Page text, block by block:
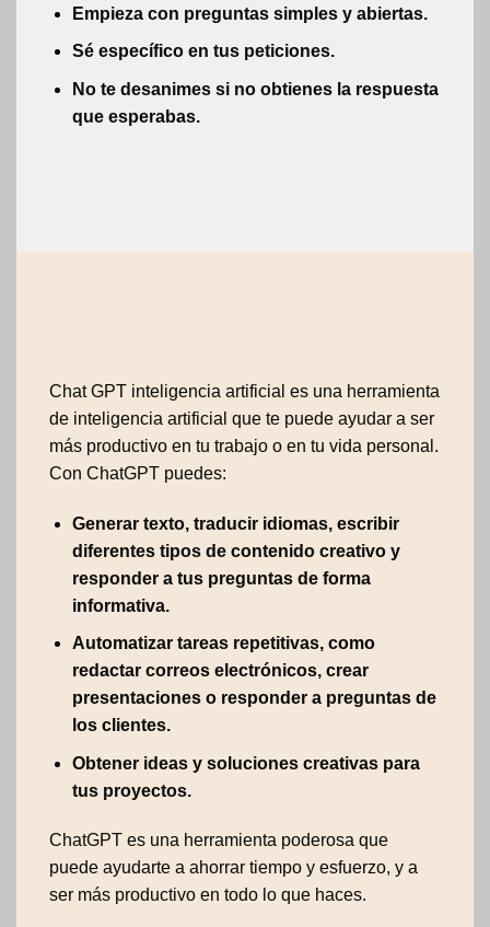
Empieza con preguntas simples y abiertas.
Sé específico en tus peticiones.
No te desanimes si no obtienes la respuesta
que esperabas.
Chat GPT inteligencia artificial es una herramienta
de inteligencia artificial que te puede ayudar a ser
más productivo en tu trabajo o en tu vida personal.
Con ChatGPT puedes:
Generar texto, traducir idiomas, escribir
diferentes tipos de contenido creativo y
responder a tus preguntas de forma
informativa.
Automatizar tareas repetitivas, como
redactar correos electrónicos, crear
presentaciones o responder a preguntas de
los clientes.
Obtener ideas y soluciones creativas para
tus proyectos.
ChatGPT es una herramienta poderosa que
puede ayudarte a ahorrar tiempo y esfuerzo, y a
ser más productivo en todo lo que haces.